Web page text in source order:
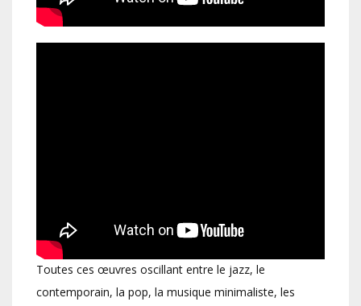
Toutes ces œuvres oscillant entre le jazz, le
contemporain, la pop, la musique minimaliste, les